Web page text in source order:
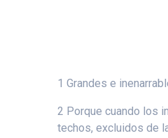
1 Grandes e
2 Porque cuando los
techos, excluidos de